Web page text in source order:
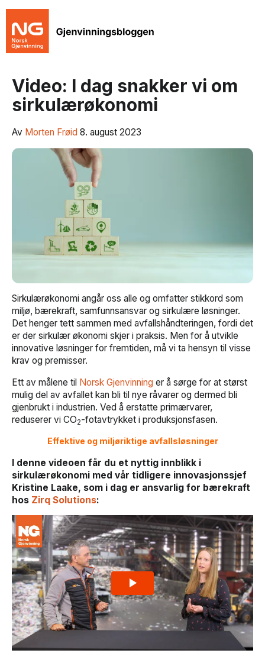
Video: I dag snakker vi om
sirkulærøkonomi
Av Morten Frøid 8. august 2023
Sirkulærøkonomi angår oss alle og omfatter stikkord som
miljø, bærekraft, samfunnsansvar og sirkulære løsninger.
Det henger tett sammen med avfallshåndteringen, fordi det
er der sirkulær økonomi skjer i praksis. Men for å utvikle
innovative løsninger for fremtiden, må vi ta hensyn til visse
krav og premisser.
Ett av målene til Norsk Gjenvinning er å sørge for at størst
mulig del av avfallet kan bli til nye råvarer og dermed bli
gjenbrukt i industrien. Ved å erstatte primærvarer,
reduserer vi CO2-fotavtrykket i produksjonsfasen.
Effektive og miljøriktige avfallsløsninger
I denne videoen får du et nyttig innblikk i
sirkulærøkonomi med vår tidligere innovasjonssjef
Kristine Laake, som i dag er ansvarlig for bærekraft
hos Zirq Solutions: